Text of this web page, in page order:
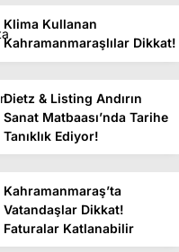
Klima Kullanan
Kahramanmaraşlılar Dikkat!
Dietz & Listing Andırın
Sanat Matbaası’nda Tarihe
Tanıklık Ediyor!
Kahramanmaraş’ta
Vatandaşlar Dikkat!
Faturalar Katlanabilir